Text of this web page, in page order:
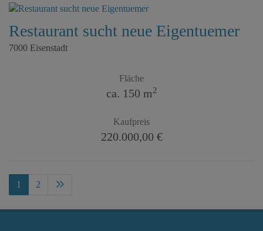
Restaurant sucht neue Eigentuemer
7000 Eisenstadt
Fläche
ca. 150 m2
Kaufpreis
220.000,00 €
1 2